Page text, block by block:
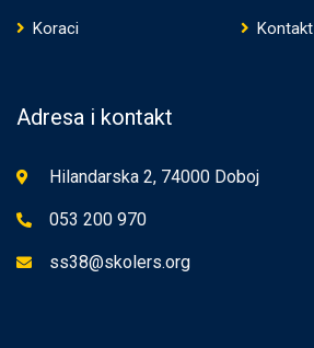
Koraci
Kontakt
Adresa i kontakt
Hilandarska 2, 74000 Doboj
053 200 970
ss38@skolers.org